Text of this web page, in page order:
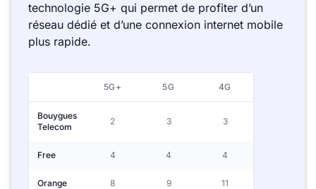
technologie 5G+ qui permet de profiter d’un
réseau dédié et d’une connexion internet mobile
plus rapide.
5G+ 5G 4G
Bouygues
Telecom
2 3 3
Free 4 4 4
Orange 8 9 11